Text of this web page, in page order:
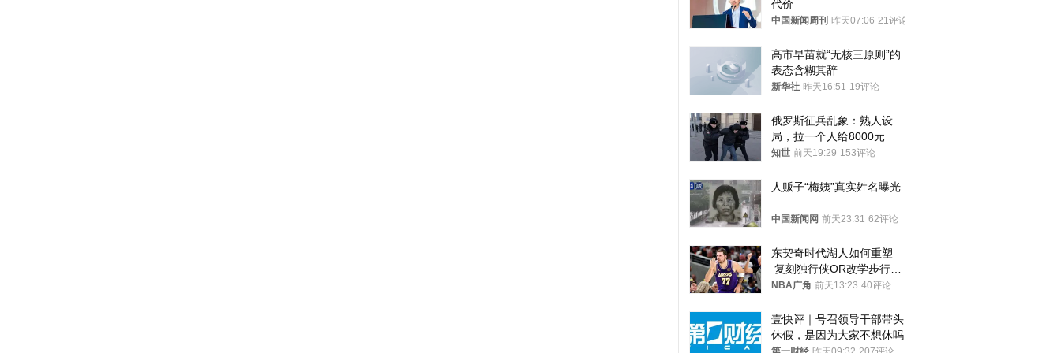
代价
中国新闻周刊 昨天07:06 21评论
高市早苗就“无核三原则”的
表态含糊其辞
新华社 昨天16:51 19评论
俄罗斯征兵乱象：熟人设
局，拉一个人给8000元
知世 前天19:29 153评论
人贩子“梅姨”真实姓名曝光
中国新闻网 前天23:31 62评论
东契奇时代湖人如何重塑
复刻独行侠OR改学步行
者？
NBA广角 前天13:23 40评论
壹快评｜号召领导干部带头
休假，是因为大家不想休吗